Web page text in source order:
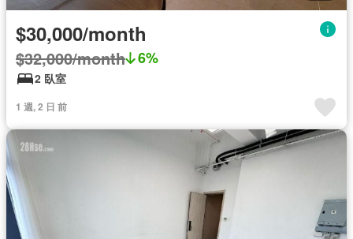
$30,000/month
$32,000/month 6%
2 臥室
1 週, 2 日 前